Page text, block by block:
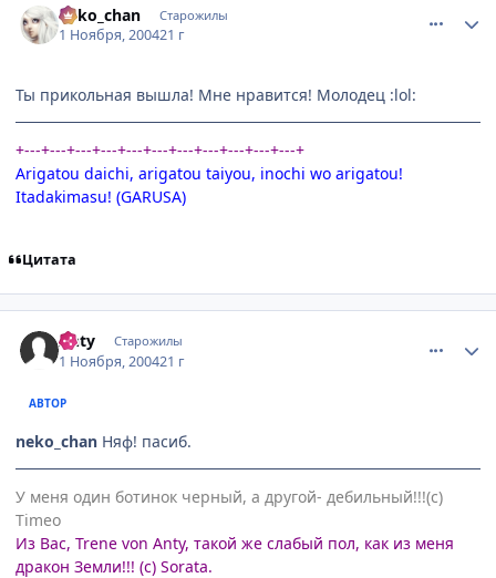
neko_chan Старожилы
1 Ноября, 200421 г
Ты прикольная вышла! Мне нравится! Молодец :lol:
+---+---+---+---+---+---+---+---+---+---+---+
Arigatou daichi, arigatou taiyou, inochi wo arigatou!
Itadakimasu! (GARUSA)
Цитата
Anty Старожилы
1 Ноября, 200421 г
АВТОР
neko_chan Няф! пасиб.
У меня один ботинок черный, а другой- дебильный!!!(с)
Timeo
Из Вас, Trene von Anty, такой же слабый пол, как из меня
дракон Земли!!! (с) Sorata.